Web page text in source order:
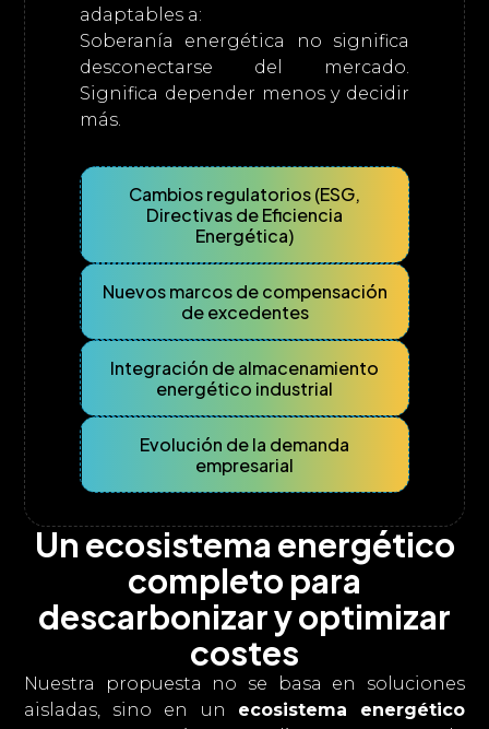
adaptables a:
Soberanía energética no significa
desconectarse del mercado.
Significa depender menos y decidir
más.
Cambios regulatorios (ESG,
Directivas de Eficiencia
Energética)
Nuevos marcos de compensación
de excedentes
Integración de almacenamiento
energético industrial
Evolución de la demanda
empresarial
Un ecosistema energético
completo para
descarbonizar y optimizar
costes
Nuestra propuesta no se basa en soluciones
aisladas, sino en un ecosistema energético